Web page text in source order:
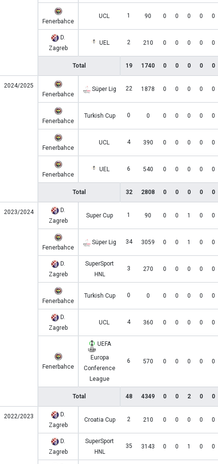
Fenerbahce
UCL 1 90 0 0 0 0 0
D.
Zagreb
UEL 2 210 0 0 0 0 0
Total 19 1740 0 0 0 0 0
2024/2025
Fenerbahce
Süper Lig 22 1878 0 0 0 0 0
Fenerbahce
Turkish Cup 0 0 0 0 0 0 0
Fenerbahce
UCL 4 390 0 0 0 0 0
Fenerbahce
UEL 6 540 0 0 0 0 0
Total 32 2808 0 0 0 0 0
2023/2024
D.
Zagreb
Super Cup 1 90 0 0 1 0 0
Fenerbahce
Süper Lig 34 3059 0 0 1 0 0
D.
Zagreb
SuperSport
HNL
3 270 0 0 0 0 0
Fenerbahce
Turkish Cup 0 0 0 0 0 0 0
D.
Zagreb
UCL 4 360 0 0 0 0 0
Fenerbahce
UEFA
Europa
Conference
League
6 570 0 0 0 0 0
Total 48 4349 0 0 2 0 0
2022/2023
D.
Zagreb
Croatia Cup 2 210 0 0 0 0 0
D.
Zagreb
SuperSport
HNL
35 3143 0 0 1 0 0